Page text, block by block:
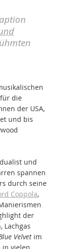
die
der USA,
und bis
und
spannen
durch seine
Coppola,
der
Lachgas
Velvet im
in vielen